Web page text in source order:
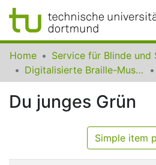
Communities
Collections
All of SfBS
Home
Digitalisierte Braille-Musik-Matrizen des VzfB
Du junges Grün
Simple item